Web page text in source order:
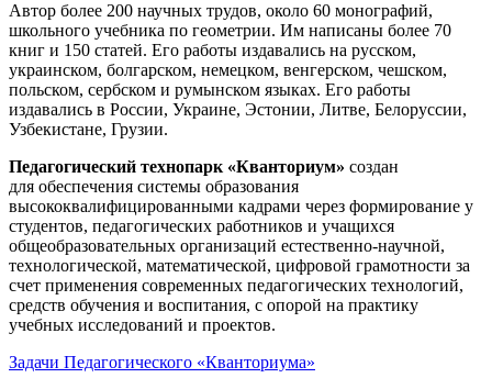
Автор более 200 научных трудов, около 60 монографий,
школьного учебника по геометрии. Им написаны более 70
книг и 150 статей. Его работы издавались на русском,
украинском, болгарском, немецком, венгерском, чешском,
польском, сербском и румынском языках. Его работы
издавались в России, Украине, Эстонии, Литве, Белоруссии,
Узбекистане, Грузии.
Педагогический технопарк «Кванториум» создан
для обеспечения системы образования
высококвалифицированными кадрами через формирование у
студентов, педагогических работников и учащихся
общеобразовательных организаций естественно-научной,
технологической, математической, цифровой грамотности за
счет применения современных педагогических технологий,
средств обучения и воспитания, с опорой на практику
учебных исследований и проектов.
Задачи Педагогического «Кванториума»